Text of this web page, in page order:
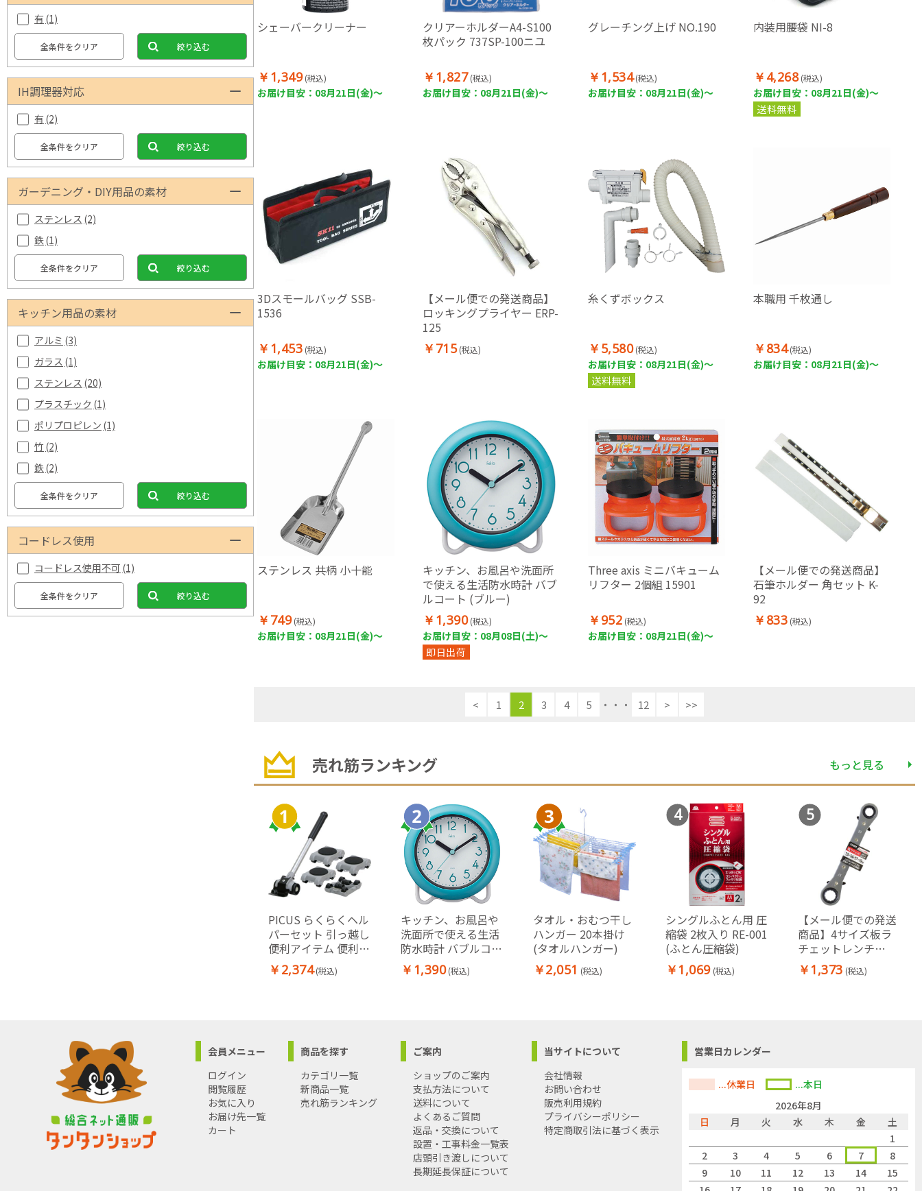
有 (1)
全条件をクリア 絞り込む
IH調理器対応
有 (2)
全条件をクリア 絞り込む
ガーデニング・DIY用品の素材
ステンレス (2)
鉄(1)
全条件をクリア 絞り込む
キッチン用品の素材
アルミ (3)
ガラス (1)
ステンレス (20)
プラスチック (1)
ポリプロピレン (1)
竹 (2)
鉄(2)
全条件をクリア 絞り込む
コードレス使用
コードレス使用不可 (1)
全条件をクリア 絞り込む
シェーバークリーナー
￥1,349 (税込)
お届け目安：08月21日(金)～
クリアーホルダーA4-S100
枚パック 737SP-100ニユ
￥1,827 (税込)
お届け目安：08月21日(金)～
グレーチング上げ NO.190
￥1,534 (税込)
お届け目安：08月21日(金)～
内装用腰袋 NI-8
￥4,268 (税込)
お届け目安：08月21日(金)～
送料無料
3Dスモールバッグ SSB-
1536
￥1,453 (税込)
お届け目安：08月21日(金)～
【メール便での発送商品】
ロッキングプライヤー ERP-
125
￥715 (税込)
糸くずボックス
￥5,580 (税込)
お届け目安：08月21日(金)～
送料無料
本職用 千枚通し
￥834 (税込)
お届け目安：08月21日(金)～
ステンレス 共柄 小十能
￥749 (税込)
お届け目安：08月21日(金)～
キッチン、お風呂や洗面所
で使える生活防水時計 バブ
ルコート (ブルー)
￥1,390 (税込)
お届け目安：08月08日(土)～
即日出荷
Three axis ミニバキューム
リフター 2個組 15901
￥952 (税込)
お届け目安：08月21日(金)～
【メール便での発送商品】
石筆ホルダー 角セット K-
92
￥833 (税込)
< 1 2 3 4 5 ・・・ 12 > >>
売れ筋ランキング もっと見る
PICUS らくらくヘル
パーセット 引っ越し
便利アイテム 便利グ
ッズ 家具移動 台車
LP-200N
￥2,374 (税込)
キッチン、お風呂や
洗面所で使える生活
防水時計 バブルコー
ト (ブルー)
￥1,390 (税込)
タオル・おむつ干し
ハンガー 20本掛け
(タオルハンガー)
￥2,051 (税込)
4
シングルふとん用 圧
縮袋 2枚入り RE-001
(ふとん圧縮袋)
￥1,069 (税込)
5
【メール便での発送
商品】4サイズ板ラ
チェットレンチ
13×14×17×19mm
￥1,373 (税込)
会員メニュー
ログイン
閲覧履歴
お気に入り
お届け先一覧
カート
商品を探す
カテゴリ一覧
新商品一覧
売れ筋ランキング
ご案内
ショップのご案内
支払方法について
送料について
よくあるご質問
返品・交換について
設置・工事料金一覧表
店頭引き渡しについて
長期延長保証について
当サイトについて
会社情報
お問い合わせ
販売利用規約
プライバシーポリシー
特定商取引法に基づく表示
営業日カレンダー
...休業日
...本日
2026年8月
日
月 火 水 木 金
土
1
2
3 4 5 6 7
8
9
10 11 12 13 14
15